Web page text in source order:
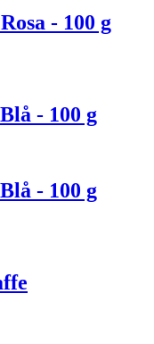
- 100 g
- 100 g
- 100 g